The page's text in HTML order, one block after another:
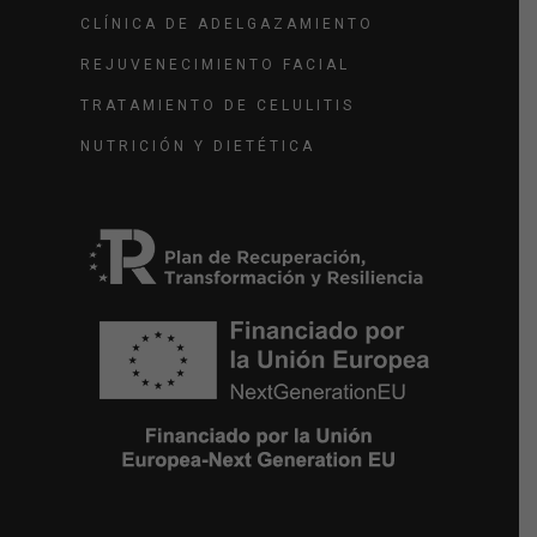
CLÍNICA DE ADELGAZAMIENTO
REJUVENECIMIENTO FACIAL
TRATAMIENTO DE CELULITIS
NUTRICIÓN Y DIETÉTICA